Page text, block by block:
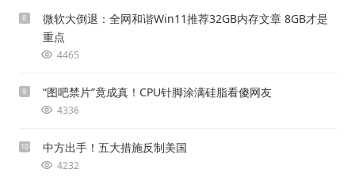
8
微软大倒退：全网和谐Win11推荐32GB内存文章 8GB才是
重点
4465
9 “图吧禁片”竟成真！CPU针脚涂满硅脂看傻网友
4336
10 中方出手！五大措施反制美国
4232